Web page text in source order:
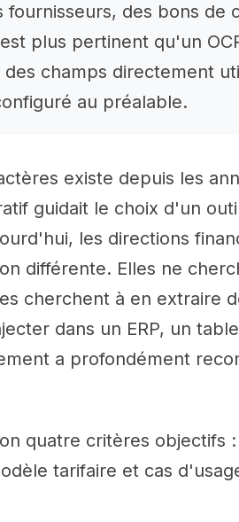
des bons de
plus pertinent qu'un
champs directement
au préalable.
existe depuis les
guidait le choix d'un
les directions
différente. Elles ne
cherchent à en extraire
dans un ERP, un
a profondément
quatre critères objectifs
tarifaire et cas